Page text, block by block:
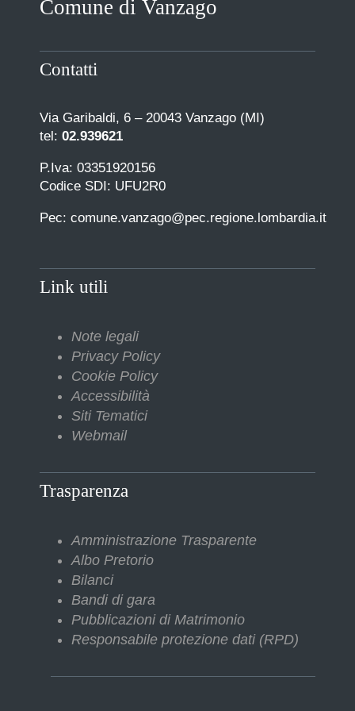
COMUNICAZIONE
Comune di Vanzago
Contatti
Via Garibaldi, 6 – 20043 Vanzago (MI)
tel: 02.939621
P.Iva: 03351920156
Codice SDI: UFU2R0
Pec: comune.vanzago@pec.regione.lombardia.it
Link utili
Note legali
Privacy Policy
Cookie Policy
Accessibilità
Siti Tematici
Webmail
Trasparenza
Amministrazione Trasparente
Albo Pretorio
Bilanci
Bandi di gara
Pubblicazioni di Matrimonio
Responsabile protezione dati (RPD)